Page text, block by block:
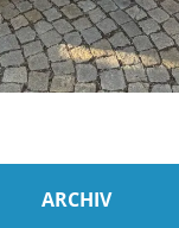
ARCHIV